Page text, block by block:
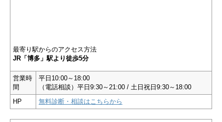
最寄り駅からのアクセス方法
JR「博多」駅より徒歩5分
営業時
間
平日10:00～18:00
（電話相談）平日9:30～21:00 / 土日祝日9:30～18:00
HP
無料診断・相談はこちらから